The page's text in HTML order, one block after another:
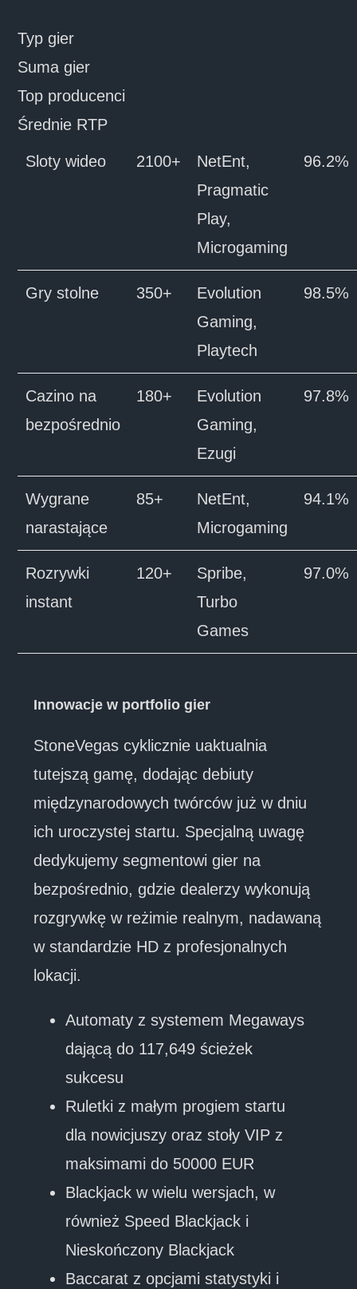
Typ gier
Suma gier
Top producenci
Średnie RTP
Sloty wideo 2100+
NetEnt,
Pragmatic
Play,
Microgaming
96.2%
Gry stolne 350+
Evolution
Gaming,
Playtech
98.5%
Cazino na
bezpośrednio
180+
Evolution
Gaming,
Ezugi
97.8%
Wygrane
narastające
85+
NetEnt,
Microgaming
94.1%
Rozrywki
instant
120+
Spribe,
Turbo
Games
97.0%
Innowacje w portfolio gier
StoneVegas cyklicznie uaktualnia
tutejszą gamę, dodając debiuty
międzynarodowych twórców już w dniu
ich uroczystej startu. Specjalną uwagę
dedykujemy segmentowi gier na
bezpośrednio, gdzie dealerzy wykonują
rozgrywkę w reżimie realnym, nadawaną
w standardzie HD z profesjonalnych
lokacji.
Automaty z systemem Megaways
dającą do 117,649 ścieżek
sukcesu
Ruletki z małym progiem startu
dla nowicjuszy oraz stoły VIP z
maksimami do 50000 EUR
Blackjack w wielu wersjach, w
również Speed Blackjack i
Nieskończony Blackjack
Baccarat z opcjami statystyki i